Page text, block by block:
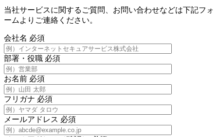
当社サービスに関するご質問、お問い合わせなどは下記フォ
ームよりご連絡ください。
会社名 必須
部署・役職 必須
お名前 必須
フリガナ 必須
メールアドレス 必須